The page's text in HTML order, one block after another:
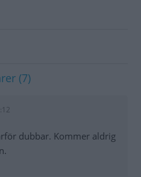
(7)
dubbar. Kommer aldrig